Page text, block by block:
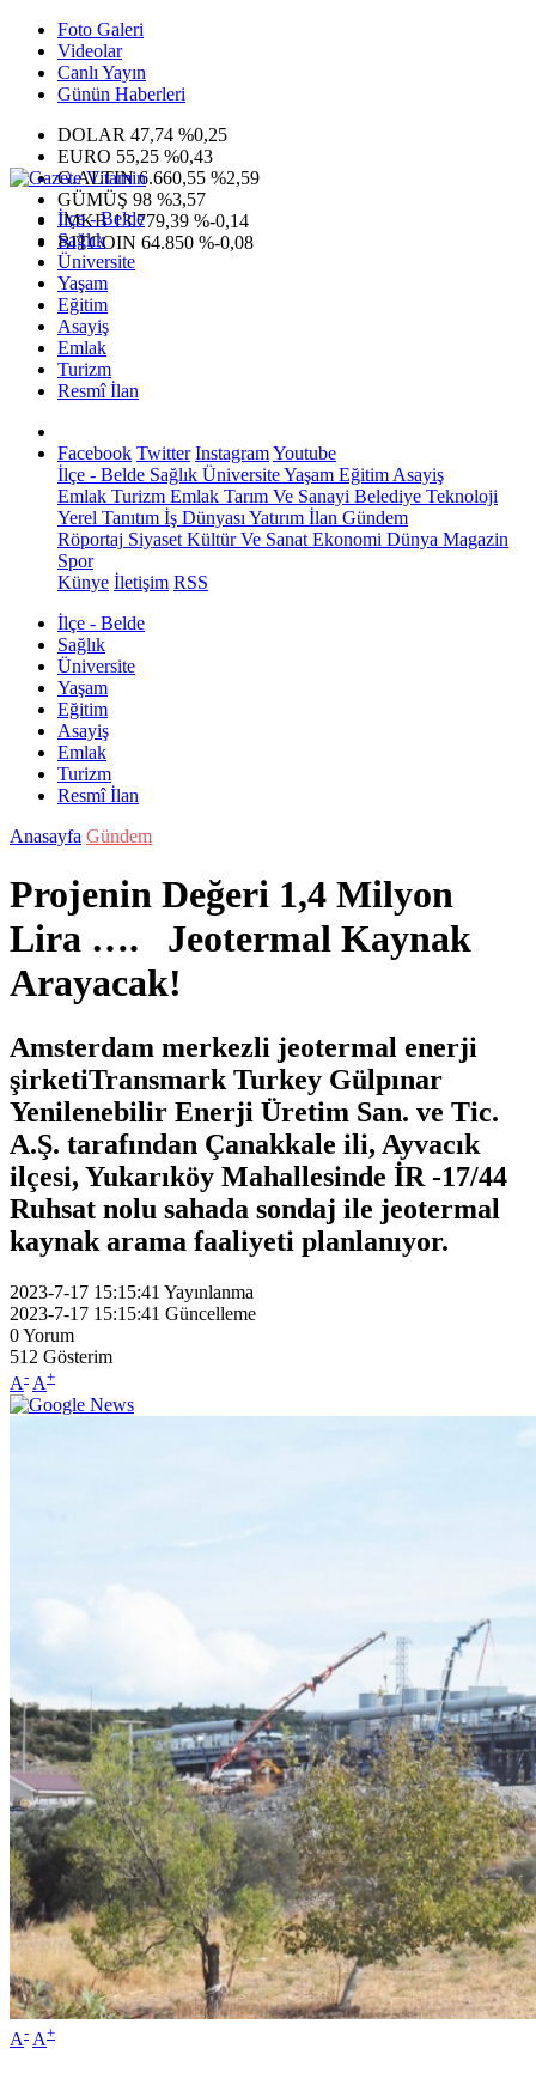
Foto Galeri
Videolar
Canlı Yayın
Günün Haberleri
DOLAR 47,74 %0,25
EURO 55,25 %0,43
G.ALTIN6.660,55 %2,59
GÜMÜŞ 98 %3,57
IMKB13.779,39 %-0,14
BITCOIN 64.850 %-0,08
İlçe - Belde
Sağlık
Üniversite
Yaşam
Eğitim
Asayiş
Emlak
Turizm
Resmî İlan
Facebook Twitter InstagramYoutube
İlçe - Belde Sağlık ÜniversiteYaşam Eğitim Asayiş
Emlak Turizm Emlak Tarım Ve Sanayi Belediye Teknoloji
Yerel Tanıtım İş Dünyası Yatırım İlan Gündem
Röportaj Siyaset Kültür Ve Sanat Ekonomi Dünya Magazin
Spor
Künye İletişim RSS
İlçe - Belde
Sağlık
Üniversite
Yaşam
Eğitim
Asayiş
Emlak
Turizm
Resmî İlan
Anasayfa Gündem
Projenin Değeri 1,4 Milyon
Lira …. Jeotermal Kaynak
Arayacak!
Amsterdam merkezli jeotermal enerji
şirketiTransmark Turkey Gülpınar
Yenilenebilir Enerji Üretim San. ve Tic.
A.Ş. tarafından Çanakkale ili, Ayvacık
ilçesi, Yukarıköy Mahallesinde İR -17/44
Ruhsat nolu sahada sondaj ile jeotermal
kaynak arama faaliyeti planlanıyor.
2023-7-17 15:15:41 Yayınlanma
2023-7-17 15:15:41 Güncelleme
0Yorum
512 Gösterim
A- A+
A- A+